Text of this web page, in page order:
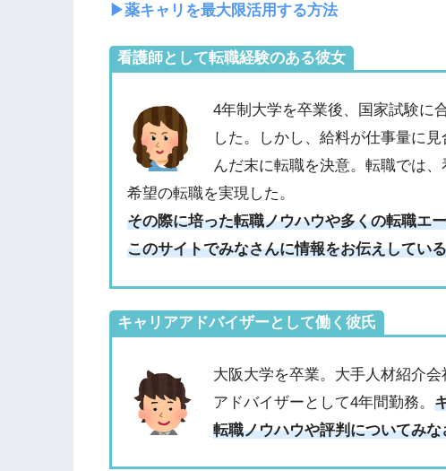
▶︎薬キャリを最大限活用する方法
看護師として転職経験のある彼女
4年制大学を卒業後、国家試験に
した。しかし、給料が仕事量に
んだ末に転職を決意。転職では
希望の転職を実現した。
その際に培った転職ノウハウや多くの転職エ
このサイトでみなさんに情報をお伝えしてい
キャリアアドバイザーとして働く彼氏
大阪大学を卒業。大手人材紹介
アドバイザーとして4年間勤務。
転職ノウハウや評判についてみ